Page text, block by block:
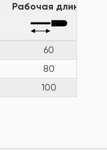
Рабочая длина
60
80
100